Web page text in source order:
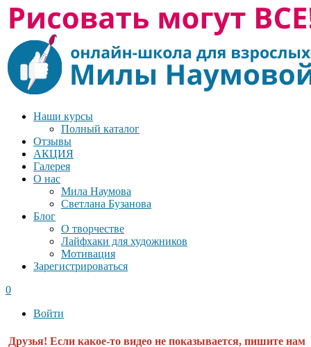
Наши курсы
Полный каталог
Отзывы
АКЦИЯ
Галерея
О нас
Мила Наумова
Светлана Бузанова
Блог
О творчестве
Лайфхаки для художников
Мотивация
Зарегистрироваться
0
Войти
Друзья! Если какое-то видео не показывается, пишите нам